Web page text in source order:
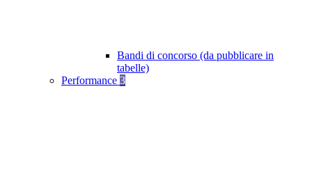
Bandi di concorso (da pubblicare in
tabelle)
Performance 3